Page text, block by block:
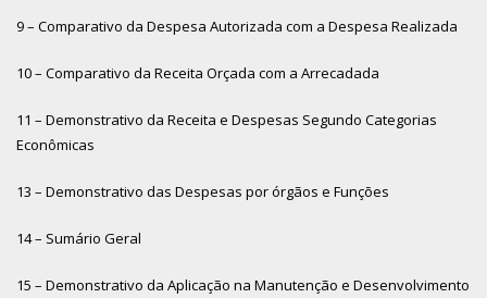
9 – Comparativo da Despesa Autorizada com a Despesa Realizada
10 – Comparativo da Receita Orçada com a Arrecadada
11 – Demonstrativo da Receita e Despesas Segundo Categorias
Econômicas
13 – Demonstrativo das Despesas por órgãos e Funções
14 – Sumário Geral
15 – Demonstrativo da Aplicação na Manutenção e Desenvolvimento